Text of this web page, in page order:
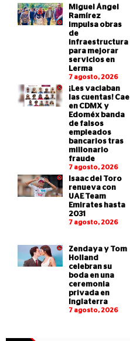
Miguel Ángel
Ramírez
impulsa obras
de
infraestructura
para mejorar
servicios en
Lerma
7 agosto, 2026
¡Les vaciaban
las cuentas! Cae
en CDMX y
Edoméx banda
de falsos
empleados
bancarios tras
millonario
fraude
7 agosto, 2026
Isaac del Toro
renueva con
UAE Team
Emirates hasta
2031
7 agosto, 2026
Zendaya y Tom
Holland
celebran su
boda en una
ceremonia
privada en
Inglaterra
7 agosto, 2026